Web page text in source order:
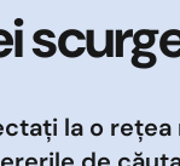
la o rețea